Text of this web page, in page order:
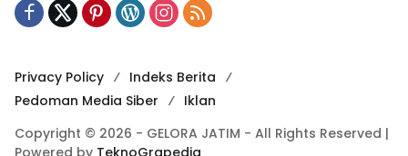
Privacy Policy
Indeks Berita
Pedoman Media Siber
Iklan
Copyright © 2026 - GELORA JATIM - All Rights Reserved |
Powered by TeknoGrapedia